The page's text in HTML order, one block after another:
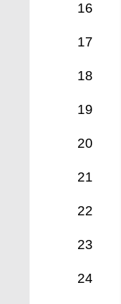
16
17
18
19
20
21
22
23
24